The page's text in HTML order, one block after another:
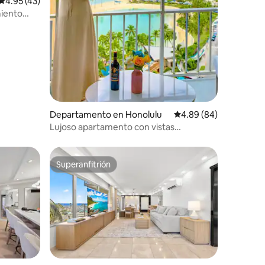
Departamento en Honolulu Calificación
4.89 (84)
Lujoso apartamento con vistas
gratuito.
Superanfitrión
Superanfitrión